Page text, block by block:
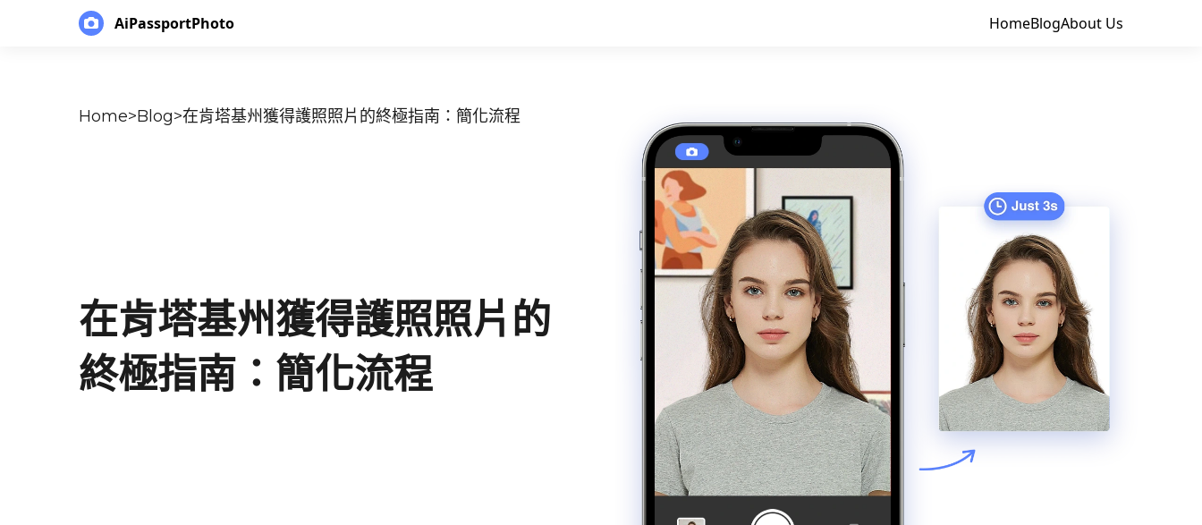
AiPassportPhoto HomeBlogAbout Us
Home>Blog>在肯塔基州獲得護照照片的終極指南：簡化流程
在肯塔基州獲得護照照片的
終極指南：簡化流程